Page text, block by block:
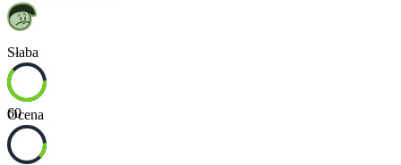
Słaba
60
Ocena